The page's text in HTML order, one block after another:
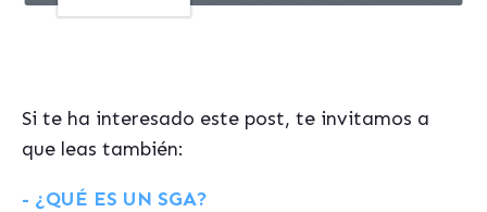
Si te ha interesado este post, te invitamos a
que leas también:
- ¿QUÉ ES UN SGA?